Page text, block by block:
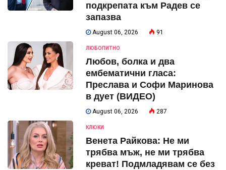
подкрепата към Радев се
запазва
August 06, 2026 91
ЛЮБОПИТНО
Любов, болка и два
ембематични гласа:
Преслава и Софи Маринова
в дует (ВИДЕО)
August 06, 2026 287
КЛЮКИ
Венета Райкова: Не ми
трябва мъж, не ми трябва
креват! Подмладявам се без